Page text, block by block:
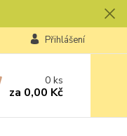
Přihlášení
0ks
za 0,00 Kč